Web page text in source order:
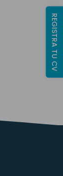
REGISTRA TU CV